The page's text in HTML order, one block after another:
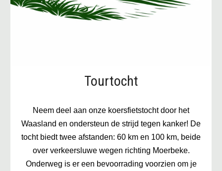
Tourtocht
Neem deel aan onze koersfietstocht door het
Waasland en ondersteun de strijd tegen kanker! De
tocht biedt twee afstanden: 60 km en 100 km, beide
over verkeersluwe wegen richting Moerbeke.
Onderweg is er een bevoorrading voorzien om je